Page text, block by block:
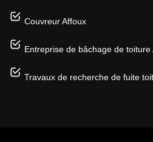
Couvreur Affoux
Entreprise de bâchage de toiture
Travaux de recherche de fuite